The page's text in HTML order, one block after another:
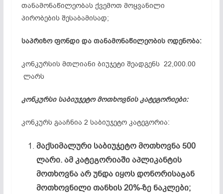
თანამონაწილეობას ქვემოთ მოყვანილი
პირობების შესაბამისად;
საპრიზო ფონდი და თანამონაწილეობის ოდენობა:
კონკურსის მთლიანი ბიუჯეტი შეადგენს 22,000.00
ლარს
კონკურსი საბიუჯეტო მოთხოვნის კატეგორიები:
კონკურს გააჩნია 2 საბიუჯეტო კატეგორია:
მაქსიმალური საბიუჯეტო მოთხოვნა 500
ლარი. ამ კატეგორიაში აპლიკანტის
მოთხოვნა არ უნდა იყოს დონორისაგან
მოთხოვნილი თანხის 20%-ზე ნაკლები;